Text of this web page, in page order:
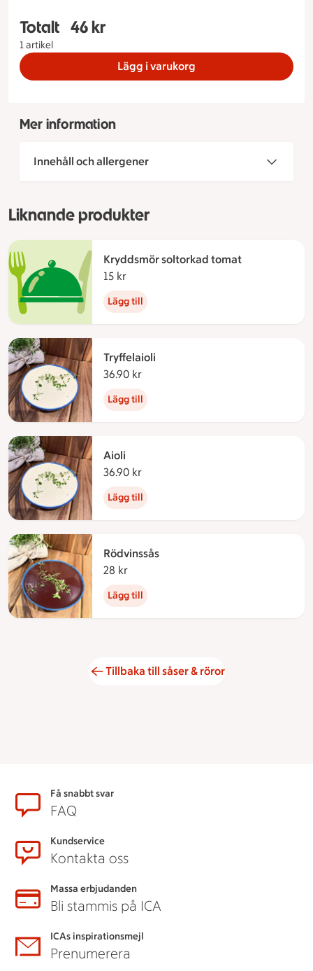
Totalt
1 artikel
Totalt 1 stycken Kronskagen Måltidstyp 250
46 kr
Lägg i varukorg
Mer information
Innehåll och allergener
Liknande produkter
Kryddsmör soltorkad tomat
15 kr
Lägg till
Tryffelaioli
36.90 kr
Lägg till
Aioli
36.90 kr
Lägg till
Rödvinssås
28 kr
Lägg till
Tillbaka till såser & röror
SidfotFå snabbt svar
FAQ
Kundservice
Kontakta oss
Massa erbjudanden
Bli stammis på ICA
ICAs inspirationsmejl
Prenumerera